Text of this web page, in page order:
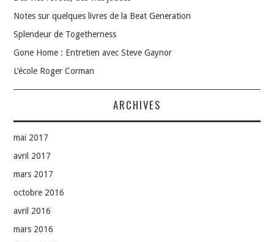
Notes sur quelques livres de la Beat Generation
Splendeur de Togetherness
Gone Home : Entretien avec Steve Gaynor
L’école Roger Corman
ARCHIVES
mai 2017
avril 2017
mars 2017
octobre 2016
avril 2016
mars 2016